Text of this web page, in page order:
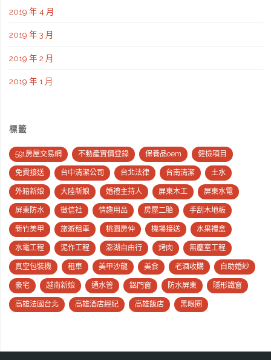
2019 年 4 月
2019 年 3 月
2019 年 2 月
2019 年 1 月
標籤
591房屋交易網 不動產實價登錄 保養品oem 健檢項目
免費接送 台中清潔公司 台北法律 台南清潔 土水
外籍新娘 大陸新娘 婚禮主持人 屏東木工 屏東水電
屏東防水 徵信社 情趣用品 房屋二胎 手刮木地板
新竹美甲 旅遊租車 桃園房仲 機場接送 水果禮盒
水電工程 泥作工程 澎湖自由行 烤肉 無塵室工程
真空包裝機 租車 美甲沙龍 美食 老酒收購 自助婚紗
豪宅 越南新娘 通水管 鋁門窗 防水屏東 隱形鐵窗
高雄法國台北 高雄酒店經紀 高雄飯店 黑眼圈